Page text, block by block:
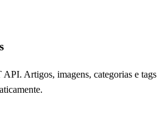
Artigos, imagens, categorias e tags